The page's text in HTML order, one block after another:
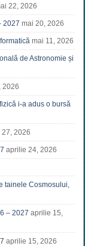
22, 2026
2027 mai 20, 2026
mai 11, 2026
de Astronomie și
2026
i-a adus o bursă
2026
aprilie 24, 2026
tainele Cosmosului,
– 2027 aprilie 15,
aprilie 15, 2026